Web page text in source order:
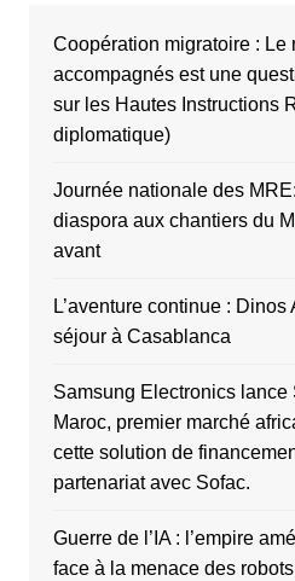
Coopération migratoire : Le
accompagnés est une
sur les Hautes Instructions
diplomatique)
Journée nationale des
diaspora aux chantiers du
avant
L’aventure continue :
séjour à Casablanca
Samsung Electronics lance
Maroc, premier marché
cette solution de
partenariat avec Sofac.
Guerre de l’IA : l’empire
face à la menace des